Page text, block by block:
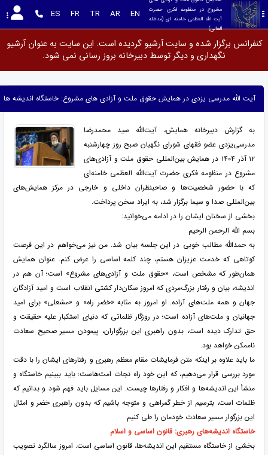
العالی)
EN
AR
TR
FR
ES
کنفرانس برگزار شده و سایت آرشیو گردیده است. این سایت به عنوان آرشیو
نگهداری و دیگر توسط دبیرخانه بروز رسانی نمی شود.
آیت الله مدرسی یزدی در همایش حقوق ملت و آزادی های مشروع: خاستگاه اندیشه
به گزارش دبیرخانه همایش، آیت‌الله سید محمدرضا
مدرسی‌یزدی عضو فقهای شورای نگهبان صبح روز چهارشنبه
۱۲ آذر ۱۴۰۴ در همایش بین‌المللی حقوق ملت و آزادی‌های
مشروع در منظومه فکری حضرت آیت‌الله العظمی خامنه‌ای
که با حضور شخصیت‌ها و صاحبنظران داخلی و خارجی در مرکز همایش‌های
بین‌المللی صدا و سیما برگزار شد، به ایراد سخن پرداخت.
بخشی از سخنان ایشان را در ادامه می‌خوانید:
بسم الله الرحمن الرحیم
به حمدالله مطالب خوبی در این جلسه بیان شد. من نیز می‌خواهم در این فرصت
کوتاهی که خدمت عزیزان هستم، چند کلمه اساسی را عرض کنم. عنوان همایش
همان‌طور که مشخص است، «حقوق ملت و آزادی‌های مشروع» است؛ آن هم در
اندیشه، بیان و رفتار بزرگ‌مردی که امروز سکان‌دار کشتی انقلاب است و امید آزادگان
جهان و همه ملت‌های آزاده. او امروز به مثابه «خضر راه» و «مشعلی» برای امید
جهانیان و ملت‌های آزاده است؛ در روزگار ظلماتی که دنیای استکبار علیه حقیقت و
حق تدارک دیده است، بدون راهبری این بزرگواران، پیمودن مسیر صحیح سعادت
ناممکن خواهد بود.
ما باید علاوه بر اینکه متن فرمایشات مقام معظم رهبری و رفتار‌های ایشان را با دقت
مورد بررسی قرار می‌دهیم، که این خود راه نجات امت‌هاست؛ باید ببینیم خاستگاه و
منشأ این اندیشه‌ها و افکار و رفتار‌ها چیست. این مسایل باید فهم شود و بدانیم که
ظلمات است، بترسیم از خطر گمراهی و متوجه باشیم که بدون راهبری خضر و امثال
این بزرگوار مسیر سعادت خودمان را طی کنیم
خاستگاه اندیشه‌های رهبری: قانون اساسی و اسلام
بخشی از خاستگاه مستقیم این اندیشه‌ها، قانون اساسی است. امروز سالگرد تصویب